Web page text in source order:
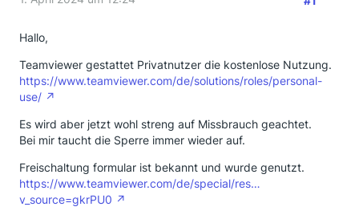
Hallo,
Teamviewer gestattet Privatnutzer die kostenlose Nutzung.
https://www.teamviewer.com/de/solutions/roles/personal-
use/
Es wird aber jetzt wohl streng auf Missbrauch geachtet.
Bei mir taucht die Sperre immer wieder auf.
Freischaltung formular ist bekannt und wurde genutzt.
https://www.teamviewer.com/de/special/res…
v_source=gkrPU0